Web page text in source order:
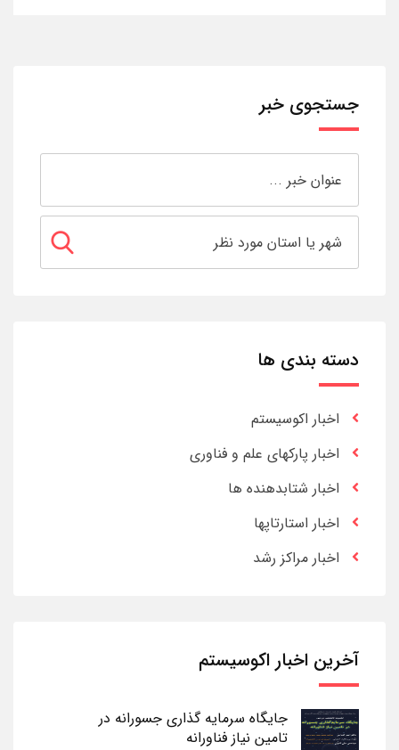
جستجوی خبر
دسته بندی ها
اخبار اکوسیستم
اخبار پارکهای علم و فناوری
اخبار شتابدهنده ها
اخبار استارتاپها
اخبار مراکز رشد
آخرین اخبار اکوسیستم
جایگاه سرمایه گذاری جسورانه در
تامین نیاز فناورانه